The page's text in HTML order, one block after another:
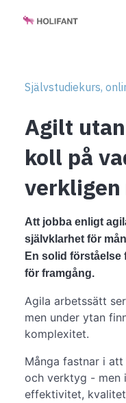
Självstudiekurs,
Agilt
koll på
verkligen
Att jobba enligt
självklarhet för
En solid
för framgång.
Agila arbetssätt
men under ytan
komplexitet.
Många fastnar i
och verktyg - men
effektivitet,